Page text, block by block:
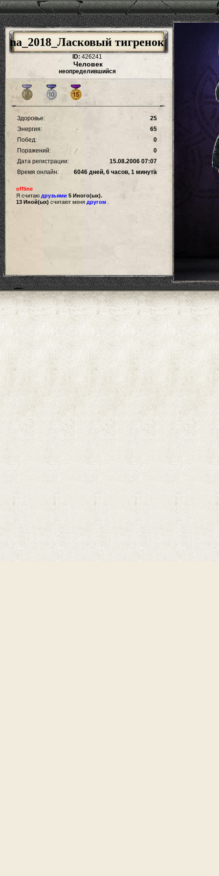
na_2018_Ласковый тигренок
ID: 426241
Человек
неопределившийся
Здоровье:
25
Энергия:
65
Побед:
0
Поражений:
0
Дата регистрации:
15.08.2006 07:07
Время онлайн:
6046 дней, 6 часов, 1 минута
offline
Я считаю друзьями 5 Иного(ых).
13 Иной(ых) считают меня другом